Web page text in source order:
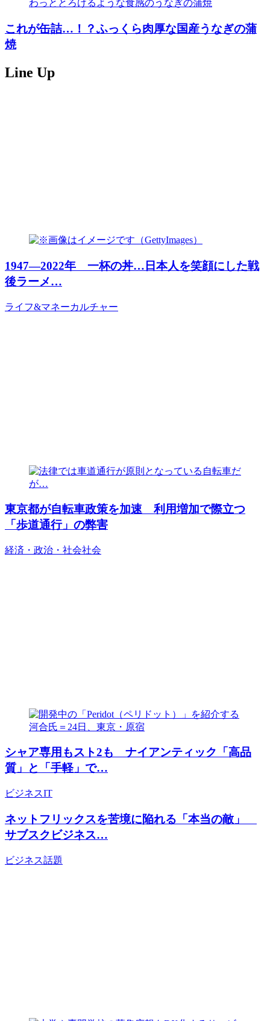
これが缶詰…！？ふっくら肉厚な国産うなぎの蒲
焼
Line Up
1947―2022年 一杯の丼…日本人を笑顔にした戦
後ラーメ…
ライフ&マネーカルチャー
東京都が自転車政策を加速 利用増加で際立つ
「歩道通行」の弊害
経済・政治・社会社会
シャア専用もスト2も ナイアンティック「高品
質」と「手軽」で…
ビジネスIT
ネットフリックスを苦境に陥れる「本当の敵」
サブスクビジネス…
ビジネス話題